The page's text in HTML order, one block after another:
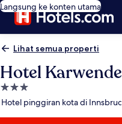
Langsung ke konten utama
Lihat semua properti
Hotel
Properti
bintang
Hotel pinggiran kota di